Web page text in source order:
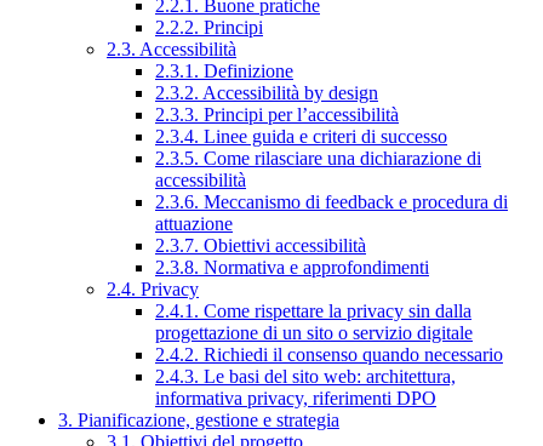
2.2.1. Buone pratiche
2.2.2. Principi
2.3. Accessibilità
2.3.1. Definizione
2.3.2. Accessibilità by design
2.3.3. Principi per l’accessibilità
2.3.4. Linee guida e criteri di successo
2.3.5. Come rilasciare una dichiarazione di
accessibilità
2.3.6. Meccanismo di feedback e procedura di
attuazione
2.3.7. Obiettivi accessibilità
2.3.8. Normativa e approfondimenti
2.4. Privacy
2.4.1. Come rispettare la privacy sin dalla
progettazione di un sito o servizio digitale
2.4.2. Richiedi il consenso quando necessario
2.4.3. Le basi del sito web: architettura,
informativa privacy, riferimenti DPO
3. Pianificazione, gestione e strategia
3.1. Obiettivi del progetto